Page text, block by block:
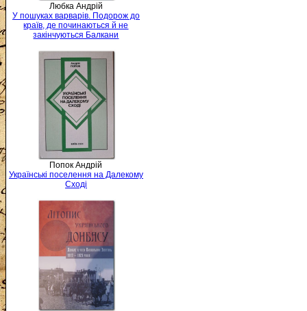
Любка Андрій
У пошуках варварів. Подорож до
країв, де починаються й не
закінчуються Балкани
Попок Андрій
Українські поселення на Далекому
Сході